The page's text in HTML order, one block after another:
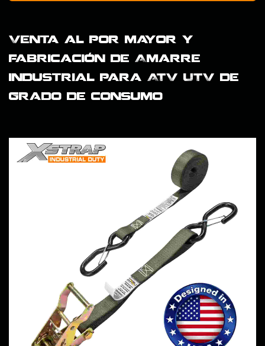
Venta al por mayor y
fabricación de Amarre
industrial para ATV UTV de
grado de consumo